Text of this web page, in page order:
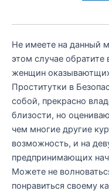
Не имеете на данный
этом случае
женщин
Проститутки в
собой, прекрасно
близости, но
чем многие другие
возможность, и на
предпринимающих
Можете не
понравиться своему